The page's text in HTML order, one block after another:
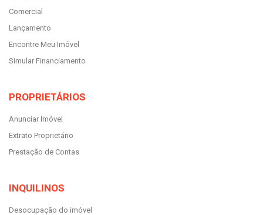
Comercial
Lançamento
Encontre Meu Imóvel
Simular Financiamento
PROPRIETÁRIOS
Anunciar Imóvel
Extrato Proprietário
Prestação de Contas
INQUILINOS
Desocupação do imóvel